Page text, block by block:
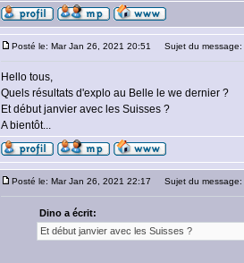
Posté le: Mar Jan 26, 2021 20:51 Sujet du message:
Hello tous,
Quels résultats d'explo au Belle le we dernier ?
Et début janvier avec les Suisses ?
A bientôt...
Posté le: Mar Jan 26, 2021 22:17 Sujet du message:
Dino a écrit:
Et début janvier avec les Suisses ?